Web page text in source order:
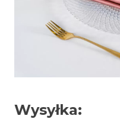
Wysyłka: